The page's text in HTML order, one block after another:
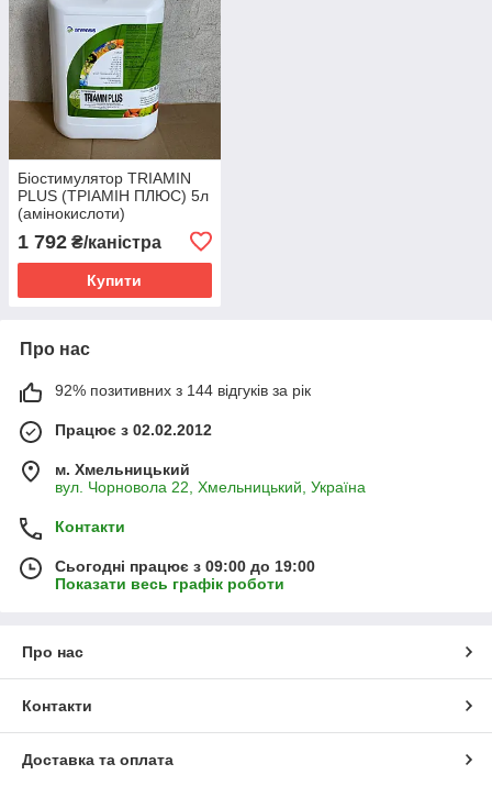
Біостимулятор TRIAMIN
PLUS (ТРІАМІН ПЛЮС) 5л
(амінокислоти)
підживлення від стресових
ситуацій та відновлення
1 792 ₴/каністра
Купити
Про нас
92% позитивних з 144 відгуків за рік
Працює з 02.02.2012
м. Хмельницький
вул. Чорновола 22, Хмельницький, Україна
Контакти
Сьогодні працює з 09:00 до 19:00
Показати весь графік роботи
Про нас
Контакти
Доставка та оплата